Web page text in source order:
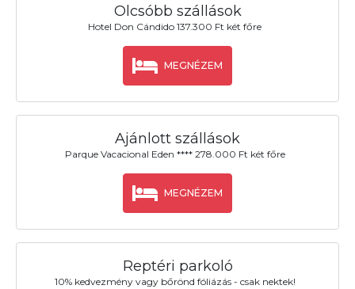
Olcsóbb szállások
Hotel Don Cándido 137.300 Ft két főre
MEGNÉZEM
Ajánlott szállások
Parque Vacacional Eden **** 278.000 Ft két főre
MEGNÉZEM
Reptéri parkoló
10% kedvezmény vagy bőrönd fóliázás - csak nektek!